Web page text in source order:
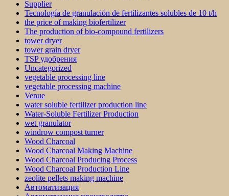
Supplier
Tecnología de granulación de fertilizantes solubles de 10 t/h
the price of making biofertilizer
The production of bio-compound fertilizers
tower dryer
tower grain dryer
TSP удобрения
Uncategorized
vegetable processing line
vegetable processing machine
Venue
water soluble fertilizer production line
Water-Soluble Fertilizer Production
wet granulator
windrow compost turner
Wood Charcoal
Wood Charcoal Making Machine
Wood Charcoal Producing Process
Wood Charcoal Production Line
zeolite pellets making machine
Автоматизация